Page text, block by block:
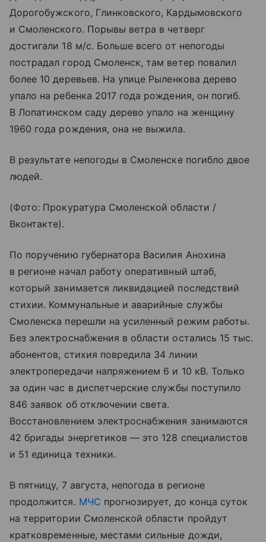
Дорогобужского, Глинковского, Кардымовского
и Смоленского. Порывы ветра в четверг
достигали 18 м/с. Больше всего от непогоды
пострадал город Смоленск, там ветер повалил
более 10 деревьев. На улице Рыленкова дерево
упало на ребенка 2017 года рождения, он погиб.
В Лопатинском саду дерево упало на женщину
1960 года рождения, она не выжила.
В результате непогоды в Смоленске погибло двое
людей.
(Фото: Прокуратура Смоленской области /
Вконтакте).
По поручению губернатора Василия Анохина
в регионе начал работу оперативный штаб,
который занимается ликвидацией последствий
стихии. Коммунальные и аварийные службы
Смоленска перешли на усиленный режим работы.
Без электроснабжения в области остались 15 тыс.
абонентов, стихия повредила 34 линии
электропередачи напряжением 6 и 10 кВ. Только
за один час в диспетчерские службы поступило
846 заявок об отключении света.
Восстановлением электроснабжения занимаются
42 бригады энергетиков — это 128 специалистов
и 51 единица техники.
В пятницу, 7 августа, непогода в регионе
продолжится. МЧС прогнозирует, до конца суток
на территории Смоленской области пройдут
кратковременные, местами сильные дожди,